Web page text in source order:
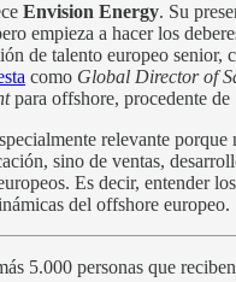
Envision Energy. Su
empieza a hacer los
de talento europeo senior,
como Global Director of
para offshore, procedente de
relevante porque
sino de ventas,
Es decir, entender
del offshore europeo.
5.000 personas que